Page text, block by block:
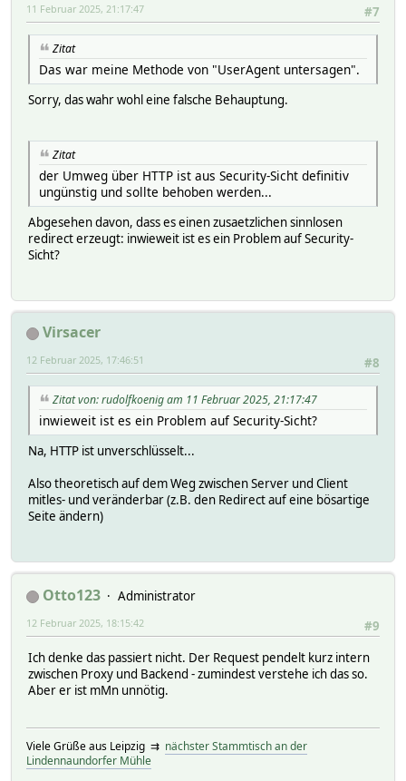
#7
11 Februar 2025, 21:17:47
Zitat
Das war meine Methode von "UserAgent untersagen".
Sorry, das wahr wohl eine falsche Behauptung.
Zitat
der Umweg über HTTP ist aus Security-Sicht definitiv
ungünstig und sollte behoben werden...
Abgesehen davon, dass es einen zusaetzlichen sinnlosen
redirect erzeugt: inwieweit ist es ein Problem auf Security-
Sicht?
Virsacer
#8
12 Februar 2025, 17:46:51
Zitat von: rudolfkoenig am 11 Februar 2025, 21:17:47
inwieweit ist es ein Problem auf Security-Sicht?
Na, HTTP ist unverschlüsselt...
Also theoretisch auf dem Weg zwischen Server und Client
mitles- und veränderbar (z.B. den Redirect auf eine bösartige
Seite ändern)
Otto123
Administrator
#9
12 Februar 2025, 18:15:42
Ich denke das passiert nicht. Der Request pendelt kurz intern
zwischen Proxy und Backend - zumindest verstehe ich das so.
Aber er ist mMn unnötig.
Viele Grüße aus Leipzig ⇉ nächster Stammtisch an der
Lindennaundorfer Mühle